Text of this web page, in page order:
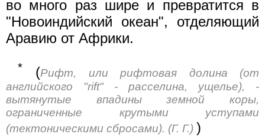
во много раз шире и превратится в
"Новоиндийский океан", отделяющий
Аравию от Африки.
* (Рифт, или рифтовая долина (от
английского "rift" - расселина, ущелье), -
вытянутые впадины земной коры,
ограниченные крутыми уступами
(тектоническими сбросами). (Г. Г.) )